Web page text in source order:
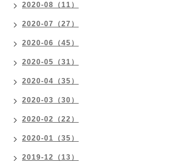
2020-08（11）
2020-07（27）
2020-06（45）
2020-05（31）
2020-04（35）
2020-03（30）
2020-02（22）
2020-01（35）
2019-12（13）